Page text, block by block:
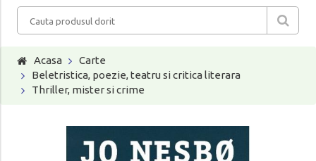
Acasa
Carte
Beletristica, poezie, teatru si critica literara
Thriller, mister si crime